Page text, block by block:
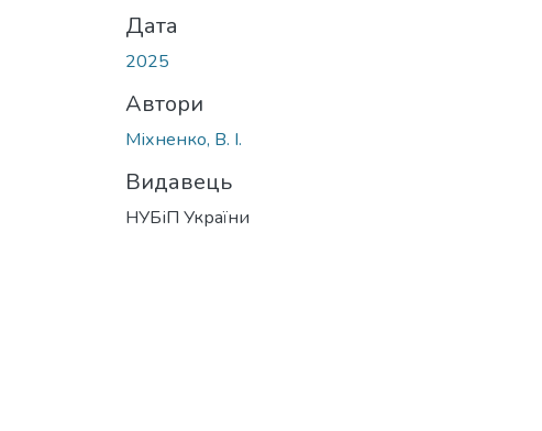
Дата
2025
Автори
Міхненко, В. І.
Видавець
НУБіП України